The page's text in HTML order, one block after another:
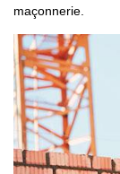
maçonnerie.